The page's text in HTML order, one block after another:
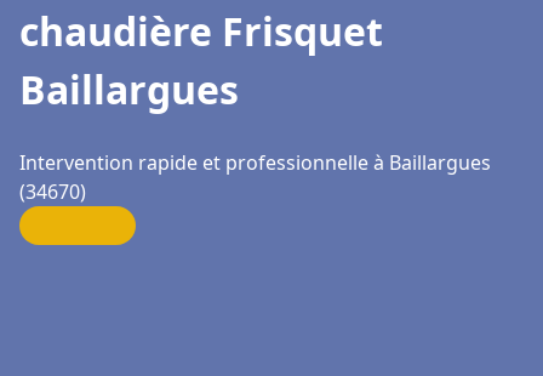
chaudière Frisquet
Baillargues
Intervention rapide et professionnelle à Baillargues
(34670)